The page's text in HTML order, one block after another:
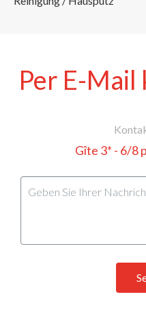
Per E-
Gîte 3* - 6/8